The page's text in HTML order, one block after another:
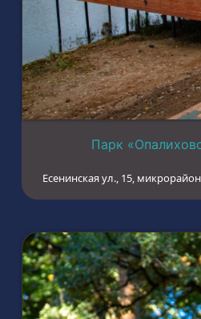
Парк
Есенинская ул., 15,